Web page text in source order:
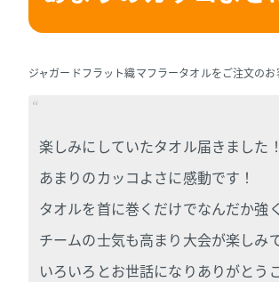
ジャガードフラット織マフラータオルをご注文の
楽しみにしていたタオル届きました
あまりのカッコよさに感動です！
タオルを首に巻くだけでなんだか強
チームの士気も高まり大会が楽しみで
いろいろとお世話になりありがとう